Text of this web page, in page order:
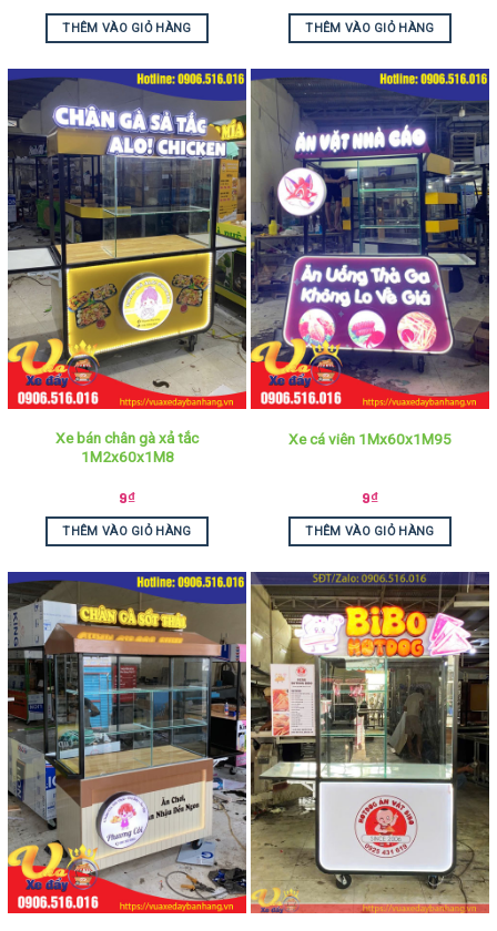
THÊM VÀO GIỎ HÀNG THÊM VÀO GIỎ HÀNG
Xe bán chân gà xả tắc
1M2x60x1M8
9₫
THÊM VÀO GIỎ HÀNG
Xe cá viên 1Mx60x1M95
9₫
THÊM VÀO GIỎ HÀNG